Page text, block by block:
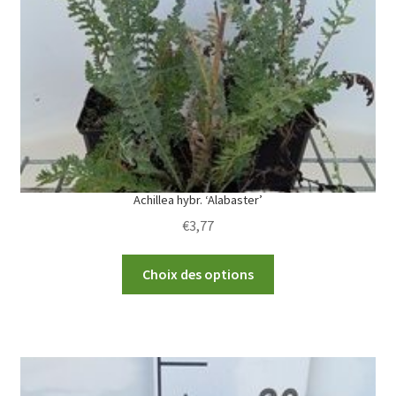
be
chosen
on
the
product
page
Achillea hybr. ‘Alabaster’
€3,77
Choix des options